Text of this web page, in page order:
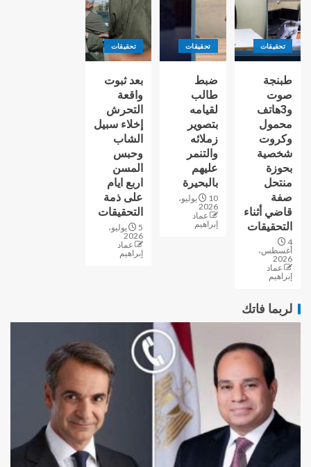
تحقيقات
طبنجة
صوت
و3هاتف
محمول
وكروت
شخصية
بحوزة
منتحل
صفة
قاضي أثناء
التحقيقات
4
أغسطس،
2026
عماد
إبراهيم
تحقيقات
ضبط
طالب
لقيامه
بتصوير
زملائه
والتنمر
عليهم
بالبحيرة
10 يوليو،
2026
عماد
إبراهيم
تحقيقات
بعد ثبوت
واقعة
التحرش
إخلاء سبيل
الشاب
وحبس
المسن
اربع ايام
على ذمة
التحقيقات
5 يوليو،
2026
عماد
إبراهيم
لربما فاتك